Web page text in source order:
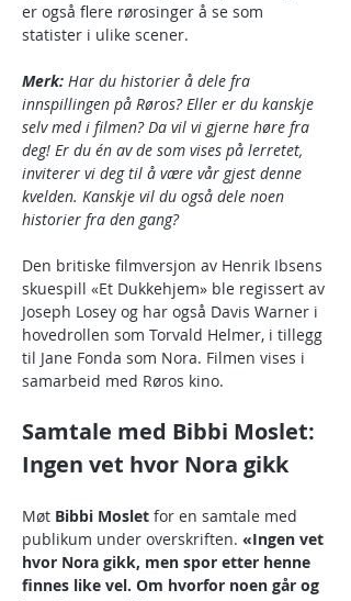
er også flere rørosinger å se som
statister i ulike scener.
Merk: Har du historier å dele fra
innspillingen på Røros? Eller er du kanskje
selv med i filmen? Da vil vi gjerne høre fra
deg! Er du én av de som vises på lerretet,
inviterer vi deg til å være vår gjest denne
kvelden. Kanskje vil du også dele noen
historier fra den gang?
Den britiske filmversjon av Henrik Ibsens
skuespill «Et Dukkehjem» ble regissert av
Joseph Losey og har også Davis Warner i
hovedrollen som Torvald Helmer, i tillegg
til Jane Fonda som Nora. Filmen vises i
samarbeid med Røros kino.
Samtale med Bibbi Moslet:
Ingen vet hvor Nora gikk
Møt Bibbi Moslet for en samtale med
publikum under overskriften. «Ingen vet
hvor Nora gikk, men spor etter henne
finnes like vel. Om hvorfor noen går og